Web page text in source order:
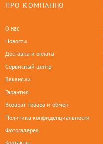
ПРО КОМПАНІЮ
О нас
Новости
Доставка и оплата
Сервисный центр
Вакансии
Гарантия
Возврат товара и обмен
Политика конфиденциальности
Фотогалерея